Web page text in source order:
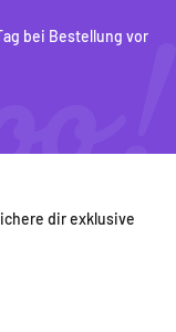
bei Bestellung vor
dir exklusive